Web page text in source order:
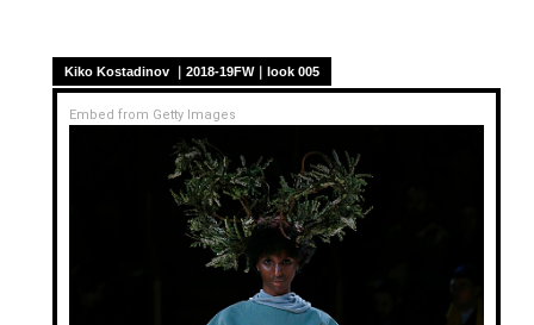
Kiko Kostadinov ｜2018-19FW｜look 005
Embed from Getty Images